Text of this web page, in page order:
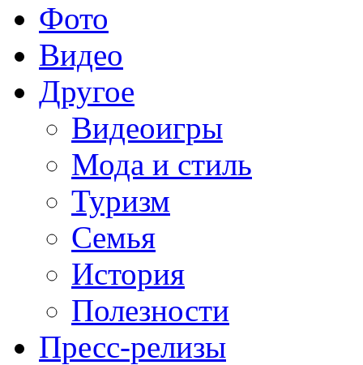
Фото
Видео
Другое
Видеоигры
Мода и стиль
Туризм
Семья
История
Полезности
Пресс-релизы